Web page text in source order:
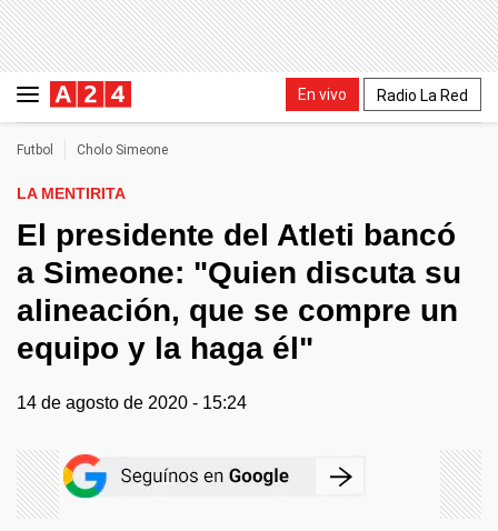
En vivo Radio La Red
Futbol Cholo Simeone
LA MENTIRITA
El presidente del Atleti bancó
a Simeone: "Quien discuta su
alineación, que se compre un
equipo y la haga él"
14 de agosto de 2020 - 15:24